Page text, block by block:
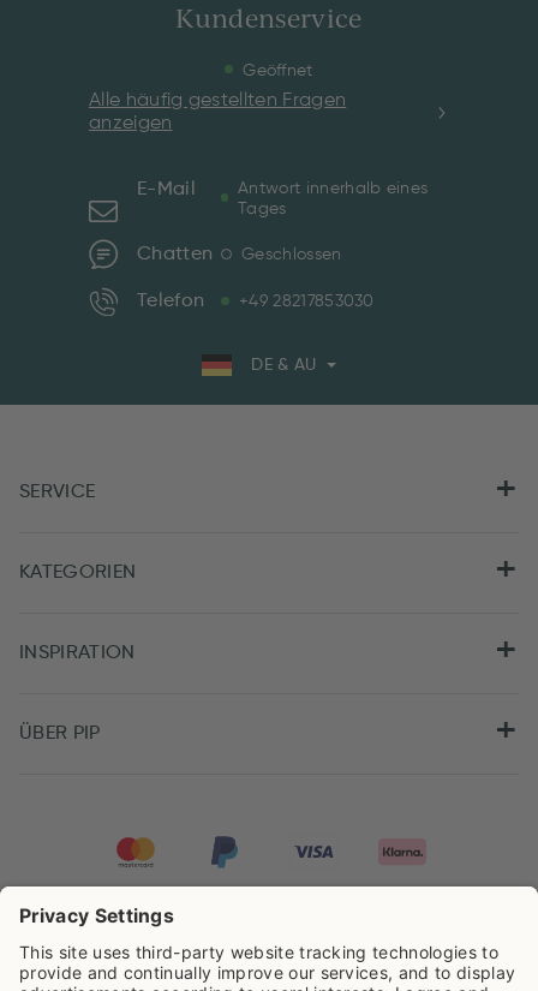
Kundenservice
Geöffnet
Alle häufig gestellten Fragen
anzeigen
E-Mail
Antwort innerhalb eines
Tages
Chatten Geschlossen
Telefon +49 28217853030
DE & AU
SERVICE
KATEGORIEN
INSPIRATION
ÜBER PIP